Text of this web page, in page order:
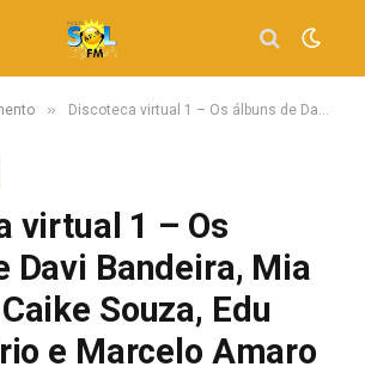
» Discoteca virtual 1 – Os álbuns de Davi Bandeira, Mia Badgyal, Caike Souza, Edu Ribeiro Trio e Marcelo Amaro
virtual 1 – Os
Davi Bandeira, Mia
Souza, Edu
e Marcelo Amaro